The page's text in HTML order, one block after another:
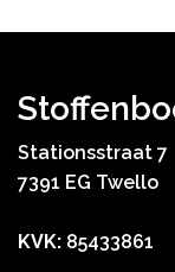
Stationsstraat 7
7391 EG Twello
KVK: 85433861